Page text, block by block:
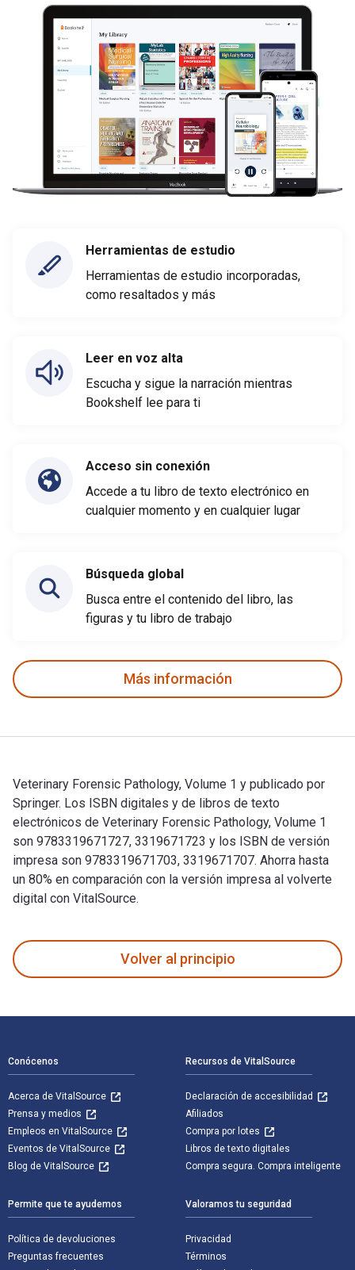
Herramientas de estudio
Herramientas de estudio incorporadas,
como resaltados y más
Leer en voz alta
Escucha y sigue la narración mientras
Bookshelf lee para ti
Acceso sin conexión
Accede a tu libro de texto electrónico en
cualquier momento y en cualquier lugar
Búsqueda global
Busca entre el contenido del libro, las
figuras y tu libro de trabajo
Más información
Veterinary Forensic Pathology, Volume 1 y publicado por
Springer. Los ISBN digitales y de libros de texto
electrónicos de Veterinary Forensic Pathology, Volume 1
son 9783319671727, 3319671723 y los ISBN de versión
impresa son 9783319671703, 3319671707. Ahorra hasta
un 80% en comparación con la versión impresa al volverte
digital con VitalSource.
Volver al principio
Conócenos
Acerca de VitalSource
Prensa y medios
Empleos en VitalSource
Eventos de VitalSource
Blog de VitalSource
Recursos de VitalSource
Declaración de accesibilidad
Afiliados
Compra por lotes
Libros de texto digitales
Compra segura. Compra inteligente
Permite que te ayudemos
Política de devoluciones
Preguntas frecuentes
Valoramos tu seguridad
Privacidad
Términos